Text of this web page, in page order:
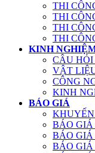
THI
THI
THI
THI
KINH
CÂU HỎI
VẬT
CÔNG
KINH
BÁO GIÁ
BÁO
BÁO GIÁ
BÁO GIÁ